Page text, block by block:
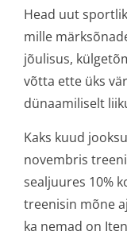
Head uut
mille
jõulisus,
võtta ette üks
dünaamiliselt
Kaks kuud
novembris
sealjuures 10%
treenisin mõne
ka nemad on